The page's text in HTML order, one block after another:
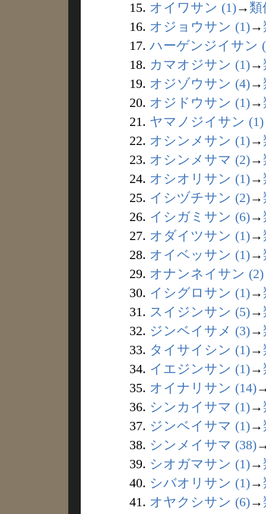
15. オイワサン (1)→ 類
16. オジョウサン (1)→
17. ハーゲンジイサン
18. カマオジサン (1)→
19. オジゾウサン (4)→
20. オジドウサン (1)→
21. ヤマノジイサン (1)
22. オシンメサン (1)→
23. オシンメサマ (2)→
24. オシオリサン (1)→
25. イシヅチサン (2)→
26. イシガミサン (6)→
27. オダイツサン (1)→
28. オイベッサン (1)→
29. オナンネイサン (2)
30. イシグロサン (1)→
31. スイジンサン (5)→
32. ジンベイサメ (3)→
33. タイサイシン (1)→
34. イエジンサン (1)→
35. オイナリサン (14)
36. シンカイサマ (1)→
37. ジンベイサマ (1)→
38. シンメイサマ (38)
39. シオガマサン (1)→
40. シバオリサン (1)→
41. オヤクシサン (6)→